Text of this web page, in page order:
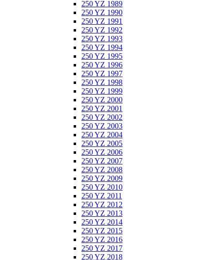
250 YZ 1989
250 YZ 1990
250 YZ 1991
250 YZ 1992
250 YZ 1993
250 YZ 1994
250 YZ 1995
250 YZ 1996
250 YZ 1997
250 YZ 1998
250 YZ 1999
250 YZ 2000
250 YZ 2001
250 YZ 2002
250 YZ 2003
250 YZ 2004
250 YZ 2005
250 YZ 2006
250 YZ 2007
250 YZ 2008
250 YZ 2009
250 YZ 2010
250 YZ 2011
250 YZ 2012
250 YZ 2013
250 YZ 2014
250 YZ 2015
250 YZ 2016
250 YZ 2017
250 YZ 2018